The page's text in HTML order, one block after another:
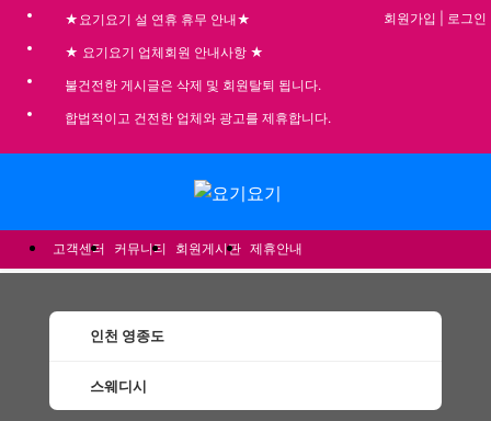
★요기요기 설 연휴 휴무 안내★
★ 요기요기 업체회원 안내사항 ★
불건전한 게시글은 삭제 및 회원탈퇴 됩니다.
합법적이고 건전한 업체와 광고를 제휴합니다.
회원가입 로그인
고객센터 커뮤니티 회원게시판 제휴안내
인천 영종도
스웨디시